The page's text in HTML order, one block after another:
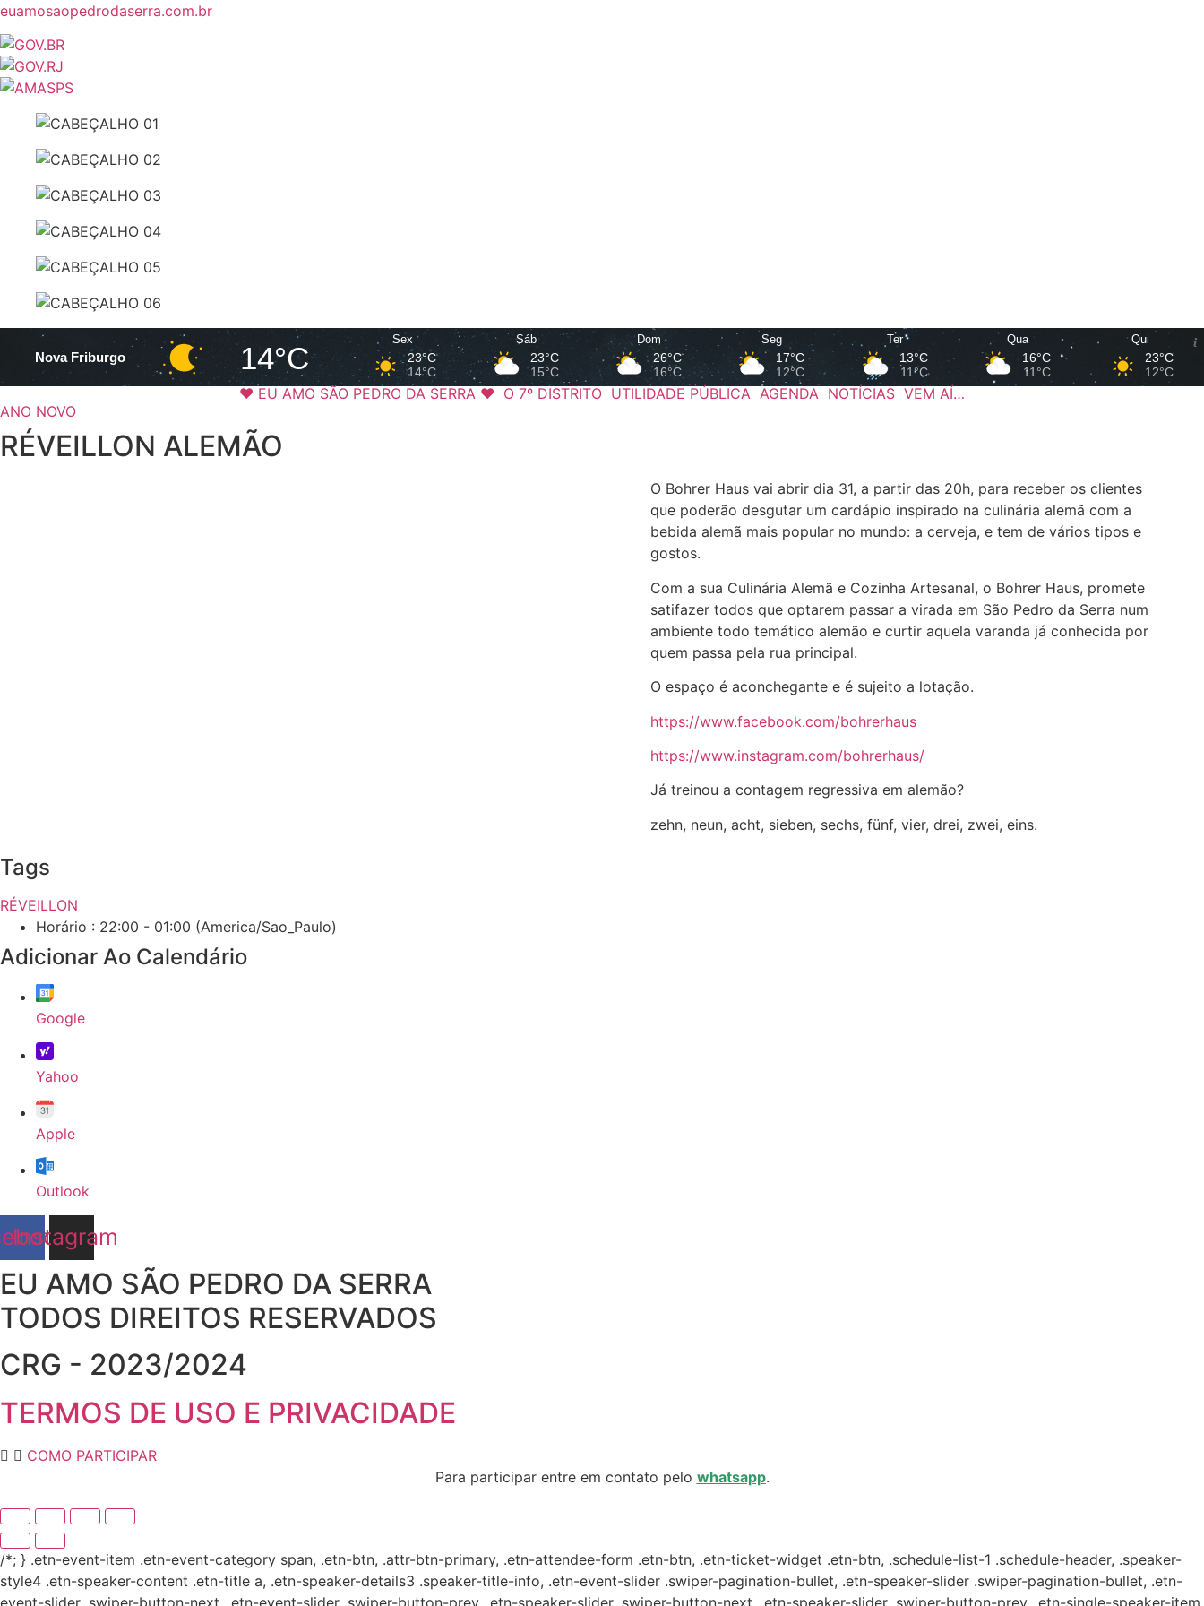
euamosaopedrodaserra.com.br
Nova Friburgo 14°C
Sex
23°C
14°C
Sáb
23°C
15°C
Dom
26°C
16°C
Seg
17°C
12°C
Ter
13°C
11°C
Qua
16°C
11°C
Qui
23°C
12°C
❤️ EU AMO SÃO PEDRO DA SERRA ❤️ O 7º DISTRITO UTILIDADE PÚBLICA AGENDA NOTÍCIAS VEM AÍ…
ANO NOVO
RÉVEILLON ALEMÃO
O Bohrer Haus vai abrir dia 31, a partir das 20h, para receber os clientes
que poderão desgutar um cardápio inspirado na culinária alemã com a
bebida alemã mais popular no mundo: a cerveja, e tem de vários tipos e
gostos.
Com a sua Culinária Alemã e Cozinha Artesanal, o Bohrer Haus, promete
satifazer todos que optarem passar a virada em São Pedro da Serra num
ambiente todo temático alemão e curtir aquela varanda já conhecida por
quem passa pela rua principal.
O espaço é aconchegante e é sujeito a lotação.
https://www.facebook.com/bohrerhaus
https://www.instagram.com/bohrerhaus/
Já treinou a contagem regressiva em alemão?
zehn, neun, acht, sieben, sechs, fünf, vier, drei, zwei, eins.
Tags
RÉVEILLON
Horário : 22:00 - 01:00 (America/Sao_Paulo)
Adicionar Ao Calendário
Google
Yahoo
Apple
Outlook
Instagram
EU AMO SÃO PEDRO DA SERRA
TODOS DIREITOS RESERVADOS
CRG - 2023/2024
TERMOS DE USO E PRIVACIDADE
COMO PARTICIPAR
Para participar entre em contato pelo whatsapp.
/*; } .etn-event-item .etn-event-category span, .etn-btn, .attr-btn-primary, .etn-attendee-form .etn-btn, .etn-ticket-widget .etn-btn, .schedule-list-1 .schedule-header, .speaker-
style4 .etn-speaker-content .etn-title a, .etn-speaker-details3 .speaker-title-info, .etn-event-slider .swiper-pagination-bullet, .etn-speaker-slider .swiper-pagination-bullet, .etn-